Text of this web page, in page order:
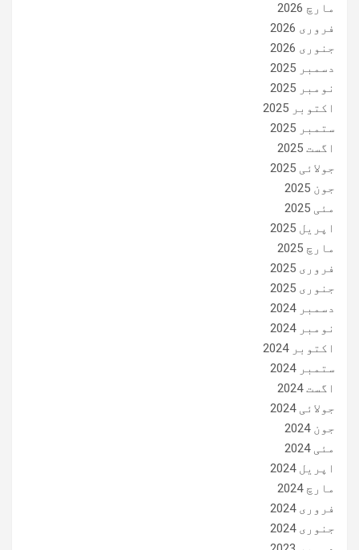
مارچ 2026
فروری 2026
جنوری 2026
دسمبر 2025
نومبر 2025
اکتوبر 2025
ستمبر 2025
اگست 2025
جولائی 2025
جون 2025
مئی 2025
اپریل 2025
مارچ 2025
فروری 2025
جنوری 2025
دسمبر 2024
نومبر 2024
اکتوبر 2024
ستمبر 2024
اگست 2024
جولائی 2024
جون 2024
مئی 2024
اپریل 2024
مارچ 2024
فروری 2024
جنوری 2024